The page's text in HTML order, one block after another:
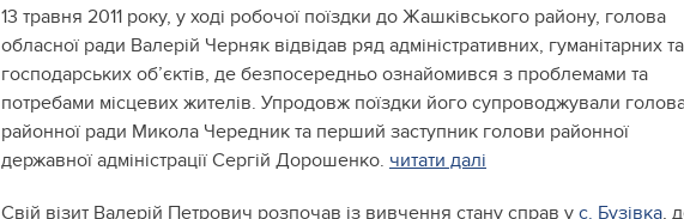
13 травня 2011 року, у ході робочої поїздки до Жашківського району, голова
обласної ради Валерій Черняк відвідав ряд адміністративних, гуманітарних та
господарських об’єктів, де безпосередньо ознайомився з проблемами та
потребами місцевих жителів. Упродовж поїздки його супроводжували
районної ради Микола Чередник та перший заступник голови районної
державної адміністрації Сергій Дорошенко. читати далі
Свій візит Валерій Петрович розпочав із вивчення стану справ у с. Бузівка,